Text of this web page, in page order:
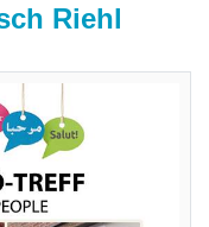
Riehl